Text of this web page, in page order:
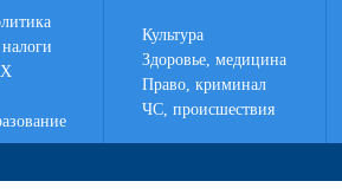
Культура
Здоровье, медицина
Право, криминал
ЧС, происшествия